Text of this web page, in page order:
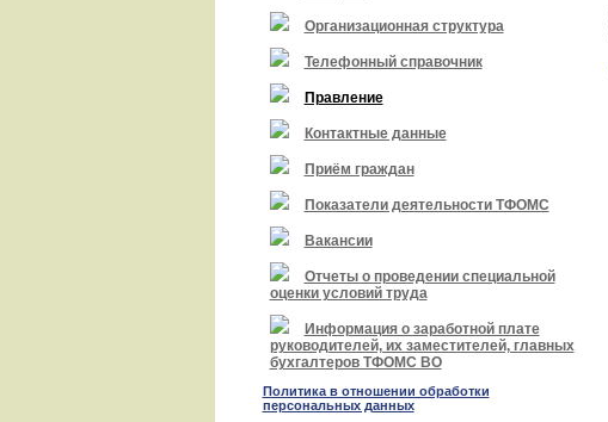
Организационная структура
Телефонный справочник
Правление
Контактные данные
Приём граждан
Показатели деятельности ТФОМС
Вакансии
Отчеты о проведении специальной
оценки условий труда
Информация о заработной плате
руководителей, их заместителей, главных
бухгалтеров ТФОМС ВО
Политика в отношении обработки
персональных данных